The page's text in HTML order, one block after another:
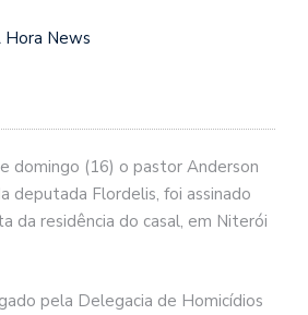
Hora News
domingo (16) o pastor Anderson
deputada Flordelis, foi assinado
da residência do casal, em Niterói
pela Delegacia de Homicídios